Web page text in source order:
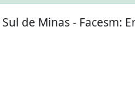
de Minas - Facesm: